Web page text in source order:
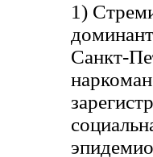
1)
Санкт-